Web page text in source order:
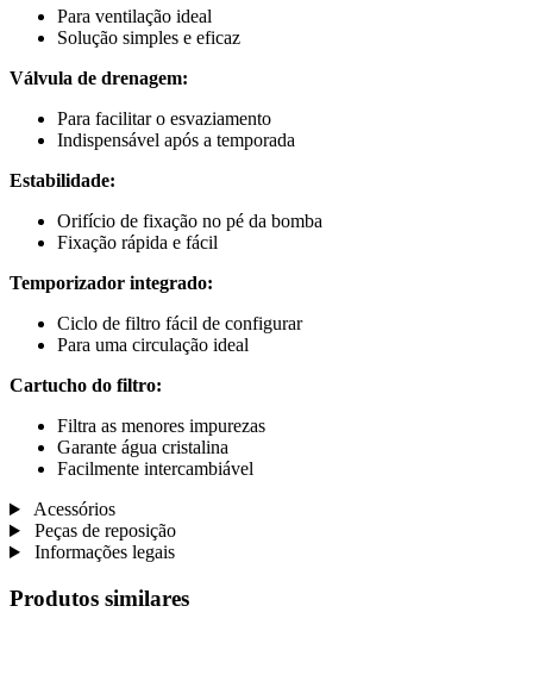
Para ventilação ideal
Solução simples e eficaz
Válvula de drenagem:
Para facilitar o esvaziamento
Indispensável após a temporada
Estabilidade:
Orifício de fixação no pé da bomba
Fixação rápida e fácil
Temporizador integrado:
Ciclo de filtro fácil de configurar
Para uma circulação ideal
Cartucho do filtro:
Filtra as menores impurezas
Garante água cristalina
Facilmente intercambiável
Acessórios
Peças de reposição
Informações legais
Produtos similares